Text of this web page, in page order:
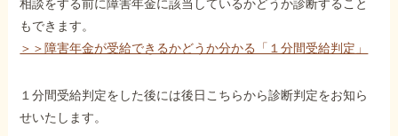
相談をする前に障害年金に該当しているかどうか診断すること
もできます。
＞＞障害年金が受給できるかどうか分かる「１分間受給判定」
１分間受給判定をした後には後日こちらから診断判定をお知ら
せいたします。